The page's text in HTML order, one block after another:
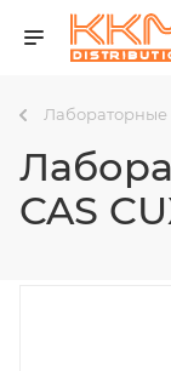
Лабораторные
CAS